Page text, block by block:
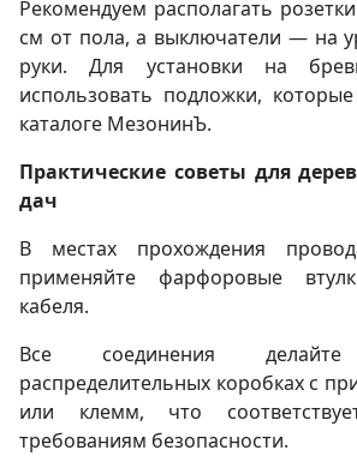
Рекомендуем располагать
см от пола, а выключатели — на
руки. Для установки на
использовать подложки,
каталоге МезонинЪ.
Практические советы для
дач
В местах прохождения
применяйте фарфоровые
кабеля.
Все соединения
распределительных коробках с
или клемм, что
требованиям безопасности.